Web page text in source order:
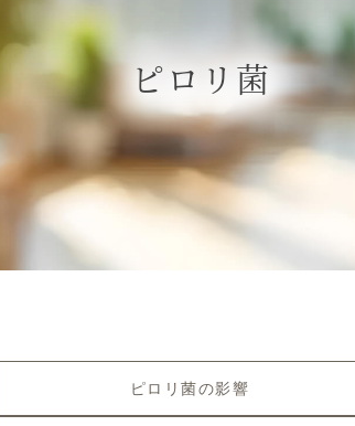
ピロリ菌
ピロリ菌の影響